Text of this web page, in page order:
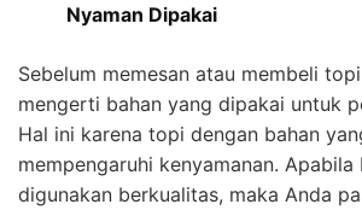
Nyaman Dipakai
Sebelum memesan atau membeli
mengerti bahan yang dipakai untuk
Hal ini karena topi dengan bahan
mempengaruhi kenyamanan. Apabila
digunakan berkualitas, maka Anda